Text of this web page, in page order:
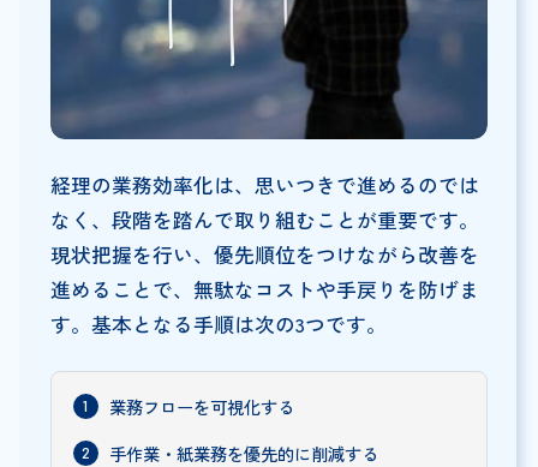
経理の業務効率化は、思いつきで進めるのでは
なく、段階を踏んで取り組むことが重要です。
現状把握を行い、優先順位をつけながら改善を
進めることで、無駄なコストや手戻りを防げま
す。基本となる手順は次の3つです。
業務フローを可視化する
手作業・紙業務を優先的に削減する